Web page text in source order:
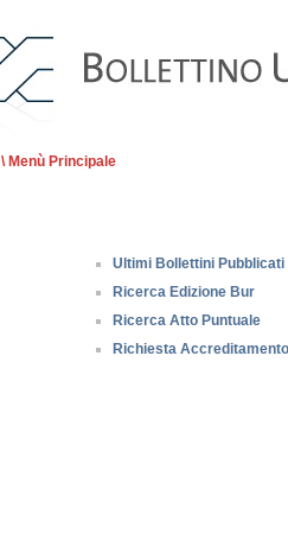
\ Menù Principale
Ultimi Bollettini Pubblicati
Ricerca Edizione Bur
Ricerca Atto Puntuale
Richiesta Accreditamento